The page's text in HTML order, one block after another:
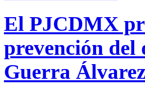
El PJCDMX
prevención del
Guerra Álvarez